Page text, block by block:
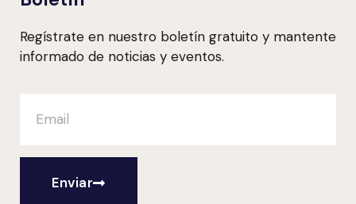
Regístrate en nuestro boletín gratuito y mantente
informado de noticias y eventos.
Enviar